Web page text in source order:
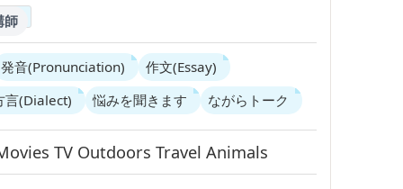
師
発音(Pronunciation)
作文(Essay)
言(Dialect)
悩みを聞きます ながらトーク
TV Outdoors Travel Animals